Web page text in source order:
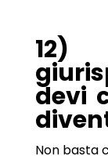
devi
Non basta